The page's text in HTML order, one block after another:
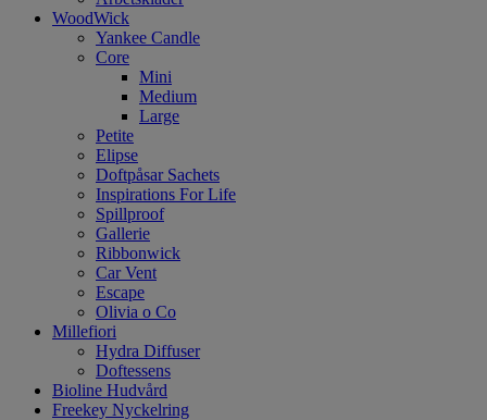
WoodWick
Yankee Candle
Core
Mini
Medium
Large
Petite
Elipse
Doftpåsar Sachets
Inspirations For Life
Spillproof
Gallerie
Ribbonwick
Car Vent
Escape
Olivia o Co
Millefiori
Hydra Diffuser
Doftessens
Bioline Hudvård
Freekey Nyckelring